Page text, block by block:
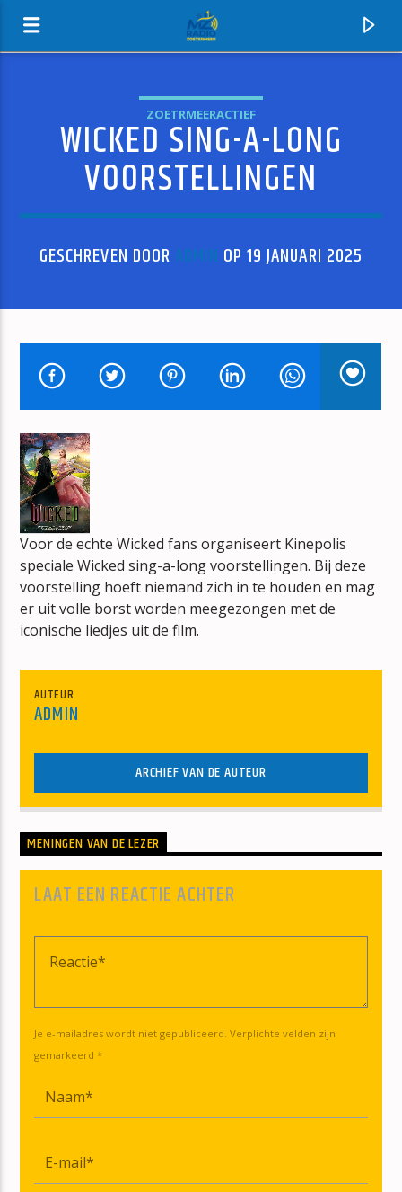
MZ-RADIO
HUIDIG NUMMER
THE MAGNIFICENT DANCE
THE CLASH
mz-radio
ZOETRMEERACTIEF
WICKED SING-A-LONG
VOORSTELLINGEN
GESCHREVEN DOOR ADMIN OP 19 JANUARI 2025
Voor de echte Wicked fans organiseert Kinepolis
speciale Wicked sing-a-long voorstellingen. Bij deze
voorstelling hoeft niemand zich in te houden en mag
er uit volle borst worden meegezongen met de
iconische liedjes uit de film.
AUTEUR
ADMIN
ARCHIEF VAN DE AUTEUR
MENINGEN VAN DE LEZER
LAAT EEN REACTIE ACHTER
Je e-mailadres wordt niet gepubliceerd. Verplichte velden zijn
gemarkeerd *